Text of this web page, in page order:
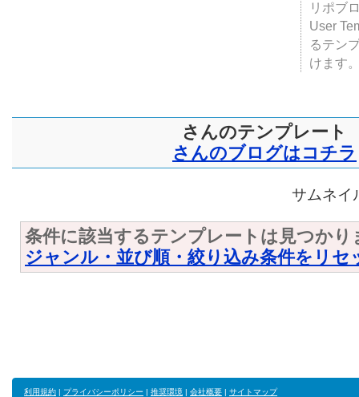
リポブ
User
るテン
けます
さんのテンプレート
さんのブログはコチラ
サムネイ
条件に該当するテンプレートは見つかり
ジャンル・並び順・絞り込み条件をリセ
利用規約 | プライバシーポリシー | 推奨環境 | 会社概要 | サイトマップ